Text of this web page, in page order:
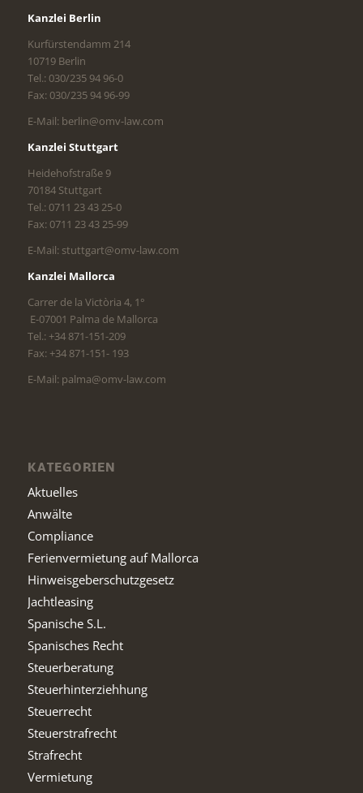
Kanzlei Berlin
Kurfürstendamm 214
10719 Berlin
Tel.: 030/235 94 96-0
Fax: 030/235 94 96-99
E-Mail: berlin@omv-law.com
Kanzlei Stuttgart
Heidehofstraße 9
70184 Stuttgart
Tel.: 0711 23 43 25-0
Fax: 0711 23 43 25-99
E-Mail: stuttgart@omv-law.com
Kanzlei Mallorca
Carrer de la Victòria 4, 1°
E-07001 Palma de Mallorca
Tel.: +34 871-151-209
Fax: +34 871-151- 193
E-Mail: palma@omv-law.com
KATEGORIEN
Aktuelles
Anwälte
Compliance
Ferienvermietung auf Mallorca
Hinweisgeberschutzgesetz
Jachtleasing
Spanische S.L.
Spanisches Recht
Steuerberatung
Steuerhinterziehhung
Steuerrecht
Steuerstrafrecht
Strafrecht
Vermietung